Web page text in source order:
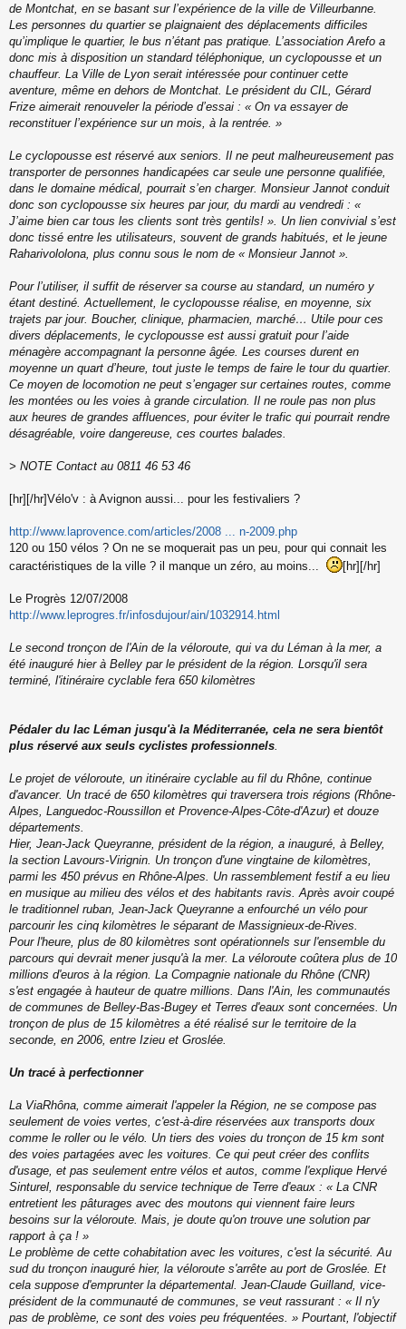
de Montchat, en se basant sur l’expérience de la ville de Villeurbanne.
Les personnes du quartier se plaignaient des déplacements difficiles
qu’implique le quartier, le bus n’étant pas pratique. L’association Arefo a
donc mis à disposition un standard téléphonique, un cyclopousse et un
chauffeur. La Ville de Lyon serait intéressée pour continuer cette
aventure, même en dehors de Montchat. Le président du CIL, Gérard
Frize aimerait renouveler la période d’essai : « On va essayer de
reconstituer l’expérience sur un mois, à la rentrée. »
Le cyclopousse est réservé aux seniors. Il ne peut malheureusement pas
transporter de personnes handicapées car seule une personne qualifiée,
dans le domaine médical, pourrait s’en charger. Monsieur Jannot conduit
donc son cyclopousse six heures par jour, du mardi au vendredi : «
J’aime bien car tous les clients sont très gentils! ». Un lien convivial s’est
donc tissé entre les utilisateurs, souvent de grands habitués, et le jeune
Raharivololona, plus connu sous le nom de « Monsieur Jannot ».
Pour l’utiliser, il suffit de réserver sa course au standard, un numéro y
étant destiné. Actuellement, le cyclopousse réalise, en moyenne, six
trajets par jour. Boucher, clinique, pharmacien, marché… Utile pour ces
divers déplacements, le cyclopousse est aussi gratuit pour l’aide
ménagère accompagnant la personne âgée. Les courses durent en
moyenne un quart d’heure, tout juste le temps de faire le tour du quartier.
Ce moyen de locomotion ne peut s’engager sur certaines routes, comme
les montées ou les voies à grande circulation. Il ne roule pas non plus
aux heures de grandes affluences, pour éviter le trafic qui pourrait rendre
désagréable, voire dangereuse, ces courtes balades.
> NOTE Contact au 0811 46 53 46
[hr][/hr]Vélo'v : à Avignon aussi... pour les festivaliers ?
http://www.laprovence.com/articles/2008 ... n-2009.php
120 ou 150 vélos ? On ne se moquerait pas un peu, pour qui connait les
caractéristiques de la ville ? il manque un zéro, au moins...
[hr][/hr]
Le Progrès 12/07/2008
http://www.leprogres.fr/infosdujour/ain/1032914.html
Le second tronçon de l'Ain de la véloroute, qui va du Léman à la mer, a
été inauguré hier à Belley par le président de la région. Lorsqu'il sera
terminé, l'itinéraire cyclable fera 650 kilomètres
Pédaler du lac Léman jusqu'à la Méditerranée, cela ne sera bientôt
plus réservé aux seuls cyclistes professionnels
Le projet de véloroute, un itinéraire cyclable au fil du Rhône, continue
d'avancer. Un tracé de 650 kilomètres qui traversera trois régions (Rhône-
Alpes, Languedoc-Roussillon et Provence-Alpes-Côte-d'Azur) et douze
départements.
Hier, Jean-Jack Queyranne, président de la région, a inauguré, à Belley,
la section Lavours-Virignin. Un tronçon d'une vingtaine de kilomètres,
parmi les 450 prévus en Rhône-Alpes. Un rassemblement festif a eu lieu
en musique au milieu des vélos et des habitants ravis. Après avoir coupé
le traditionnel ruban, Jean-Jack Queyranne a enfourché un vélo pour
parcourir les cinq kilomètres le séparant de Massignieux-de-Rives.
Pour l'heure, plus de 80 kilomètres sont opérationnels sur l'ensemble du
parcours qui devrait mener jusqu'à la mer. La véloroute coûtera plus de 10
millions d'euros à la région. La Compagnie nationale du Rhône (CNR)
s'est engagée à hauteur de quatre millions. Dans l'Ain, les communautés
de communes de Belley-Bas-Bugey et Terres d'eaux sont concernées. Un
tronçon de plus de 15 kilomètres a été réalisé sur le territoire de la
seconde, en 2006, entre Izieu et Groslée.
Un tracé à perfectionner
La ViaRhôna, comme aimerait l'appeler la Région, ne se compose pas
seulement de voies vertes, c'est-à-dire réservées aux transports doux
comme le roller ou le vélo. Un tiers des voies du tronçon de 15 km sont
des voies partagées avec les voitures. Ce qui peut créer des conflits
d'usage, et pas seulement entre vélos et autos, comme l'explique Hervé
Sinturel, responsable du service technique de Terre d'eaux : « La CNR
entretient les pâturages avec des moutons qui viennent faire leurs
besoins sur la véloroute. Mais, je doute qu'on trouve une solution par
rapport à ça ! »
Le problème de cette cohabitation avec les voitures, c'est la sécurité. Au
sud du tronçon inauguré hier, la véloroute s'arrête au port de Groslée. Et
cela suppose d'emprunter la départemental. Jean-Claude Guilland, vice-
président de la communauté de communes, se veut rassurant : « Il n'y
pas de problème, ce sont des voies peu fréquentées. » Pourtant, l'objectif